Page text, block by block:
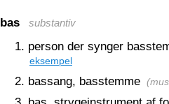
bas substantiv
person der synger
eksempel
bassang, basstemme (